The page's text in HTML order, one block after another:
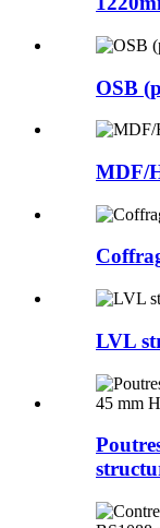
OSB
MDF/
LVL